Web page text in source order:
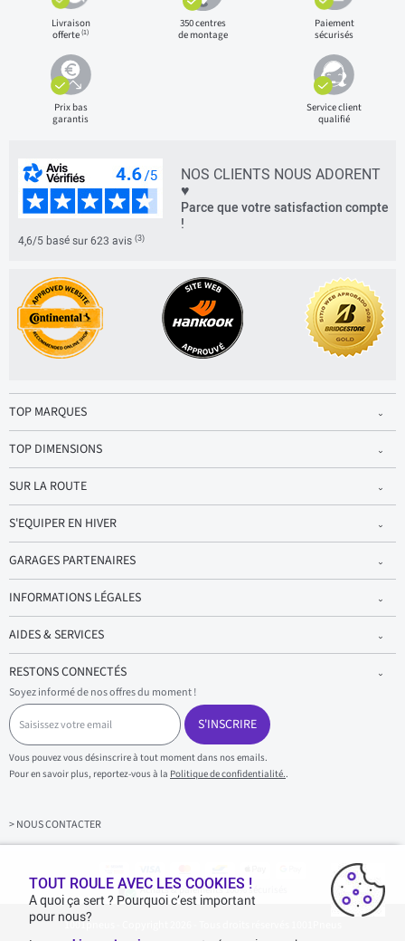
Livraison
offerte(1)
350 centres
de montage
Paiement
sécurisés
Prix bas
garantis
Service client
qualifié
NOS CLIENTS NOUS ADORENT
♥
Parce que votre satisfaction compte
!
4,6/5 basé sur 623 avis (3)
TOP MARQUES
TOP DIMENSIONS
SUR LA ROUTE
S'EQUIPER EN HIVER
GARAGES PARTENAIRES
INFORMATIONS LÉGALES
AIDES & SERVICES
RESTONS CONNECTÉS
Soyez informé de nos offres du moment !
S
a
i
s
i
s
z
v
S'INSCRIRE
Vous pouvez vous désinscrire à tout moment dans nos emails.
Pour en savoir plus, reportez-vous à la Politique de confidentialité..
> NOUS CONTACTER
Achats & paiements 100% sécurisés
1001pneus - Copyright 2026 - Tous droits réservés 1001Pneus
TOUT ROULE AVEC LES COOKIES !
A quoi ça sert ? Pourquoi c’est important
pour nous?